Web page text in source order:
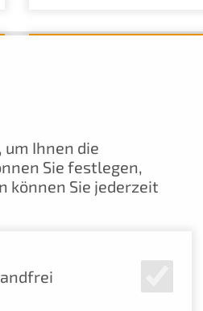
Transportbrück
Ihnen die
Sie festlegen,
können Sie jederzeit